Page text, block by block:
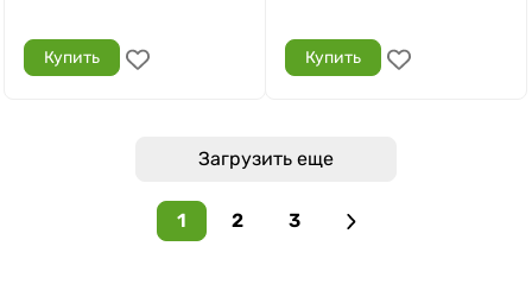
Купить Купить
Загрузить еще
1 2 3